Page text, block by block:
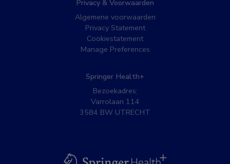
Privacy & Voorwaarden
Algemene voorwaarden
Privacy Statement
Cookiestatement
Manage Preferences
Springer Health+
Bezoekadres:
Varrolaan 114
3584 BW UTRECHT
BSL